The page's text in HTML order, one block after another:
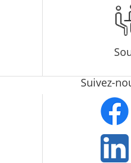
Suivez-